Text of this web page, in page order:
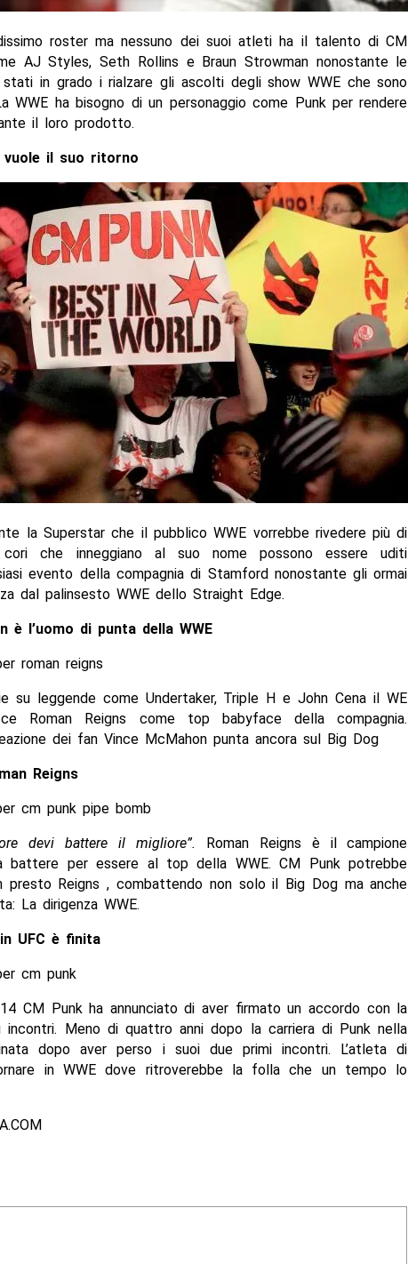
roster ma nessuno dei suoi atleti ha il talento di CM
AJ Styles, Seth Rollins e Braun Strowman nonostante le
stati in grado i rialzare gli ascolti degli show WWE che sono
WWE ha bisogno di un personaggio come Punk per rendere
il loro prodotto.
vuole il suo ritorno
la Superstar che il pubblico WWE vorrebbe rivedere più di
che inneggiano al suo nome possono essere uditi
evento della compagnia di Stamford nonostante gli ormai
dal palinsesto WWE dello Straight Edge.
è l’uomo di punta della WWE
su leggende come Undertaker, Triple H e John Cena il WE
Roman Reigns come top babyface della compagnia.
dei fan Vince McMahon punta ancora sul Big Dog
Reigns
devi battere il migliore”.
Roman Reigns è il campione
battere per essere al top della WWE. CM Punk potrebbe
presto Reigns , combattendo non solo il Big Dog ma anche
La dirigenza WWE.
UFC è finita
CM Punk ha annunciato di aver firmato un accordo con la
incontri. Meno di quattro anni dopo la carriera di Punk nella
dopo aver perso i suoi due primi incontri. L’atleta di
in WWE dove ritroverebbe la folla che un tempo lo